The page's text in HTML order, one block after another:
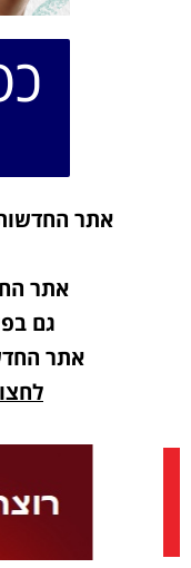
אתר
אתר
גם
אתר